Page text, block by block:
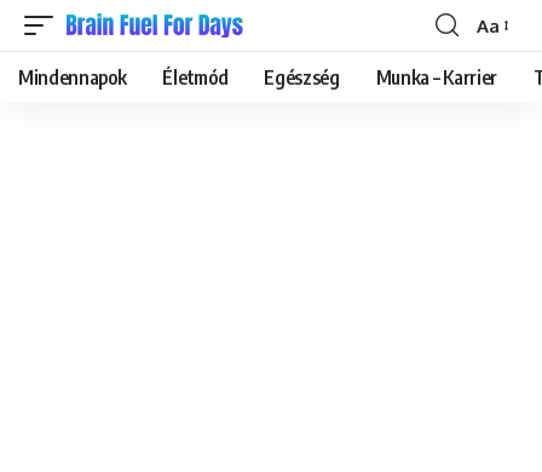
Font
Resizer
Aa
Mindennapok Életmód Egészség Munka – Karrier